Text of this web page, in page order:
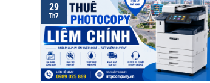
29
Th7